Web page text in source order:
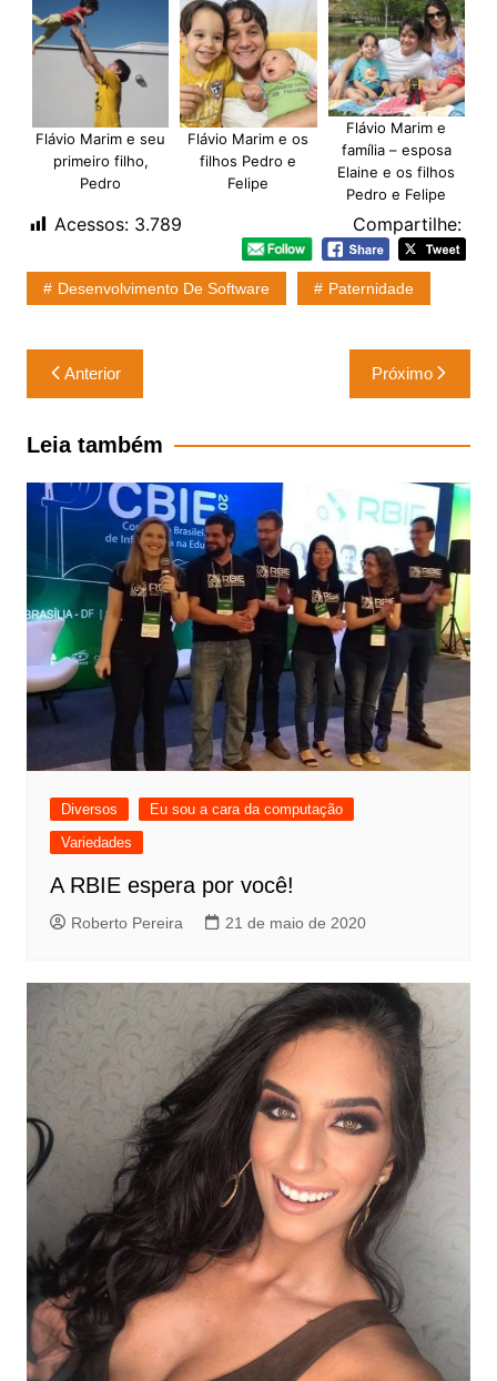
Flávio Marim e seu
primeiro filho,
Pedro
Flávio Marim e os
filhos Pedro e
Felipe
Flávio Marim e
família – esposa
Elaine e os filhos
Pedro e Felipe
Compartilhe:
Acessos: 3.789
Desenvolvimento De Software Paternidade
Navegação
de
Post
Anterior Próximo
Leia também
Diversos
Eu sou a cara da computação
Variedades
A RBIE espera por você!
Roberto Pereira 21 de maio de 2020